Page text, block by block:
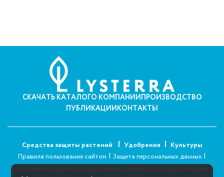
СКАЧАТЬ КАТАЛОГО КОМПАНИИПРОИЗВОДСТВО
ПУБЛИКАЦИИКОНТАКТЫ
Средства защиты растений Удобрения Культуры
Правила пользования сайтом | Защита персональных данных |
Согласие на обработку персональных данных |